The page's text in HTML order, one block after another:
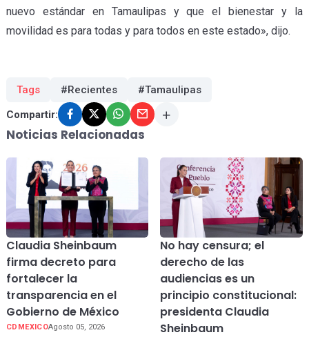
nuevo estándar en Tamaulipas y que el bienestar y la
movilidad es para todas y para todos en este estado», dijo.
Tags #Recientes #Tamaulipas
Compartir:
Noticias Relacionadas
Claudia Sheinbaum
firma decreto para
fortalecer la
transparencia en el
Gobierno de México
CDMEXICOAgosto 05, 2026
No hay censura; el
derecho de las
audiencias es un
principio constitucional:
presidenta Claudia
Sheinbaum